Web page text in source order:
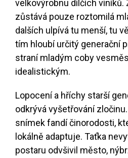
velkovýrobnu dílčích viníků.
zůstává pouze roztomilá
dalších ulpívá tu menší, tu
tím hloubí určitý generační
straní mladým coby
idealistickým.
Lopocení a hříchy starší
odkrývá vyšetřování
snímek fandí činorodosti,
lokálně adaptuje. Taťka
postaru odvšivil město,